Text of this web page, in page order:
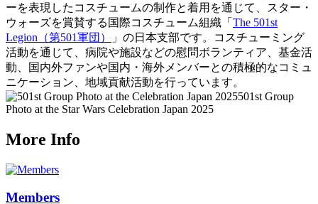
ーを表現したコスチュームの制作と着用を通じて、スター・
ウォーズを賞賛する国際コスチューム組織「 The 501st
Legion（第501軍団）
」の日本支部です。コスチューミング
活動を通じて、病院や施設などの慰問ボランティア、基金活
動、国内外ファンや国内・海外メンバーとの積極的なコミュ
ニケーション、地域貢献活動を行っています。
501st Group
Photo at the Star Wars Celebration Japan 2025
More Info
Members